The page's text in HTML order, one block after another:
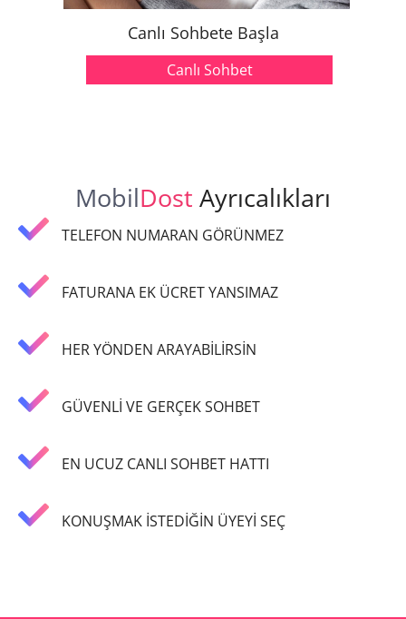
Canlı Sohbete Başla
Canlı Sohbet
MobilDost Ayrıcalıkları
TELEFON NUMARAN GÖRÜNMEZ
FATURANA EK ÜCRET YANSIMAZ
HER YÖNDEN ARAYABİLİRSİN
GÜVENLİ VE GERÇEK SOHBET
EN UCUZ CANLI SOHBET HATTI
KONUŞMAK İSTEDİĞİN ÜYEYİ SEÇ